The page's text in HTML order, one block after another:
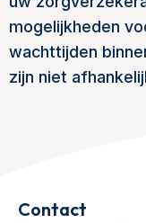
mogelijkheden
wachttijden
zijn niet
Contact